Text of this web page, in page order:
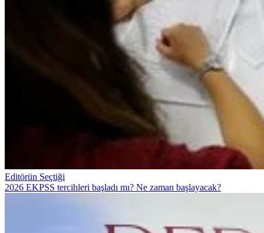
Editörün Seçtiği
2026 EKPSS tercihleri başladı mı? Ne zaman başlayacak?